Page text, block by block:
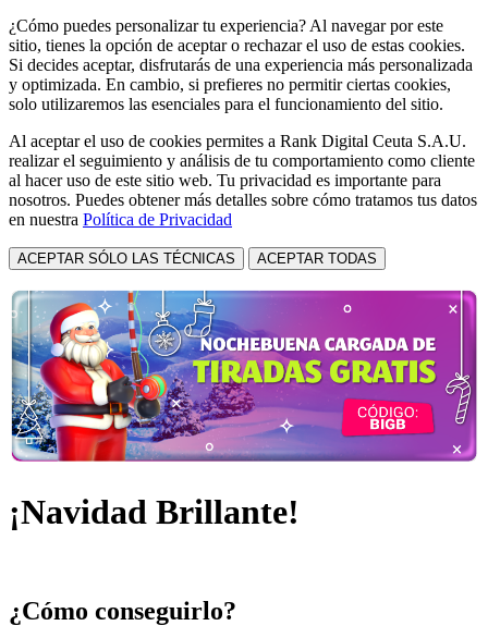
¿Cómo puedes personalizar tu experiencia? Al navegar por este
sitio, tienes la opción de aceptar o rechazar el uso de estas cookies.
Si decides aceptar, disfrutarás de una experiencia más personalizada
y optimizada. En cambio, si prefieres no permitir ciertas cookies,
solo utilizaremos las esenciales para el funcionamiento del sitio.
Al aceptar el uso de cookies permites a Rank Digital Ceuta S.A.U.
realizar el seguimiento y análisis de tu comportamiento como cliente
al hacer uso de este sitio web. Tu privacidad es importante para
nosotros. Puedes obtener más detalles sobre cómo tratamos tus datos
en nuestra Política de Privacidad
ACEPTAR SÓLO LAS TÉCNICAS ACEPTAR TODAS
¡Navidad Brillante!
¿Cómo conseguirlo?